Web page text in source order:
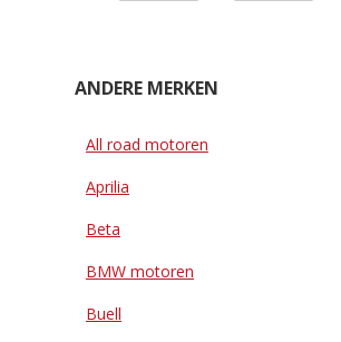
ANDERE MERKEN
All road motoren
Aprilia
Beta
BMW motoren
Buell